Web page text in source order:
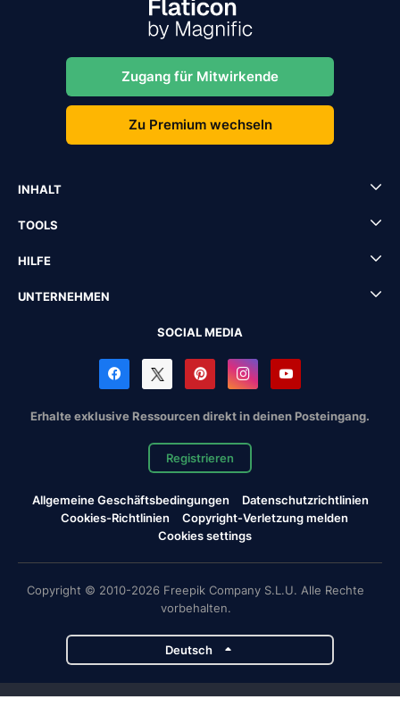
Zugang für Mitwirkende
Zu Premium wechseln
INHALT
TOOLS
HILFE
UNTERNEHMEN
SOCIAL MEDIA
Erhalte exklusive Ressourcen direkt in deinen Posteingang.
Registrieren
Allgemeine Geschäftsbedingungen
Datenschutzrichtlinien
Cookies-Richtlinien
Copyright-Verletzung melden
Cookies settings
Copyright © 2010-2026 Freepik Company S.L.U. Alle Rechte
vorbehalten.
Deutsch